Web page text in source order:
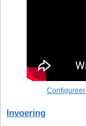
Configureer
Invoering